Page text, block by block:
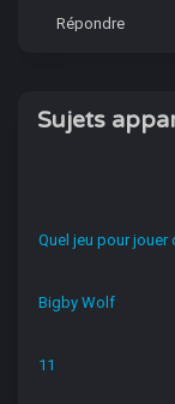
Répondre
Sujets
Quel jeu pour jouer
Bigby Wolf
11